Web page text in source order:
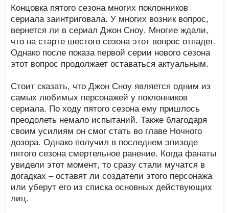
Концовка пятого сезона многих поклонников
сериала заинтриговала. У многих возник вопрос,
вернется ли в сериал Джон Сноу. Многие ждали,
что на старте шестого сезона этот вопрос отпадет.
Однако после показа первой серии нового сезона
этот вопрос продолжает оставаться актуальным.
Стоит сказать, что Джон Сноу является одним из
самых любимых персонажей у поклонников
сериала. По ходу пятого сезона ему пришлось
преодолеть немало испытаний. Также благодаря
своим усилиям он смог стать во главе Ночного
дозора. Однако получил в последнем эпизоде
пятого сезона смертельное ранение. Когда фанаты
увидели этот момент, то сразу стали мучатся в
догадках – оставят ли создатели этого персонажа
или уберут его из списка основных действующих
лиц.